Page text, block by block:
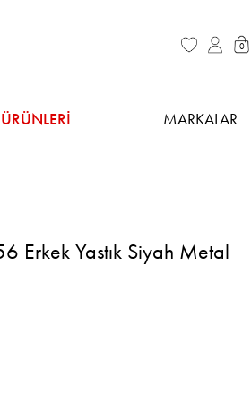
0
MARKALAR
Erkek Yastık Siyah Metal